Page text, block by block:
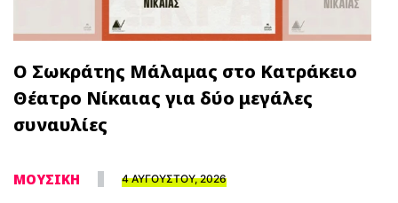
Ο Σωκράτης Μάλαμας στο Κατράκειο
Θέατρο Νίκαιας για δύο μεγάλες
συναυλίες
ΜΟΥΣΙΚΗ 4 ΑΥΓΟΥΣΤΟΥ, 2026